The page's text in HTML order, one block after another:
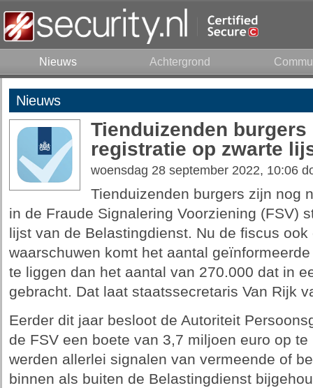
Nieuws Achtergrond
Nieuws
Tienduizenden
registratie op zwarte
woensdag 28 september 2022, 10:06
Tienduizenden burgers zijn nog
in de Fraude Signalering Voorziening (FSV)
lijst van de Belastingdienst. Nu de fiscus
waarschuwen komt het aantal
te liggen dan het aantal van 270.000 dat in
gebracht. Dat laat staatssecretaris Van Rijk
Eerder dit jaar besloot de Autoriteit
de FSV een boete van 3,7 miljoen euro op
werden allerlei signalen van vermeende of
binnen als buiten de Belastingdienst